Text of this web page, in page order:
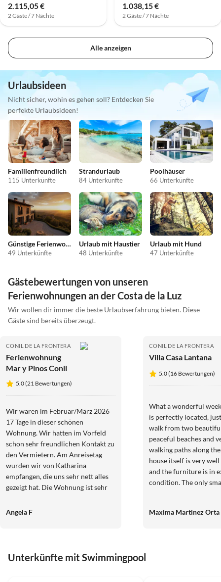
2.115,05 €
2 Gäste / 7 Nächte
1.038,15 €
2 Gäste / 7 Nächte
Alle anzeigen
Urlaubsideen
Nicht sicher, wohin es gehen soll? Entdecken Sie
perfekte Urlaubsideen!
Familienfreundlich
115 Unterkünfte
Strandurlaub
84 Unterkünfte
Poolhäuser
66 Unterkünfte
Günstige Ferienwohnungen
49 Unterkünfte
Urlaub mit Haustier
48 Unterkünfte
Urlaub mit Hund
47 Unterkünfte
Gästebewertungen von unseren
Ferienwohnungen an der Costa de la Luz
Wir wollen dir immer die beste Urlaubserfahrung bieten. Diese
Gäste sind bereits überzeugt.
CONIL DE LA FRONTERA
Ferienwohnung
Mar y Pinos Conil
5.0 (21 Bewertungen)
Wir waren im Februar/März 2026
17 Tage in dieser schönen
Wohnung. Wir hatten im Vorfeld
schon sehr freundlichen Kontakt zu
den Vermietern. Am Anreisetag
wurden wir von Katharina
empfangen, die uns sehr nett alles
gezeigt hat. Die Wohnung ist sehr
was sehr wichtig ist - sehr sauber.
Verfügung und der wunderschöne
Strand ist fußläufig in nur wenigen
Angela F
CONIL DE LA FRONTERA
Villa Casa Lantana
5.0 (16 Bewertungen)
What a wonderful
is perfectly located,
walk from two
peaceful beaches and
walking paths along the
house itself is very
and the furniture is in
condition. The only
newer. The swimming pool is
Maxima Martinez Orta
Unterkünfte mit Swimmingpool